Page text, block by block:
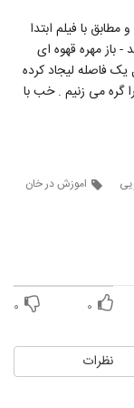
با فیلم ابتدا
باز مهره قهوه ای
فاصله لیجاد کرده
گره می زنیم . خب با
اموزش در خان
۰ ۰
نظرات